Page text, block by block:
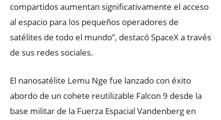
compartidos aumentan significativamente el acceso
al espacio para los pequeños operadores de
satélites de todo el mundo”, destacó SpaceX a través
de sus redes sociales.
El nanosatélite Lemu Nge fue lanzado con éxito
abordo de un cohete reutilizable Falcon 9 desde la
base militar de la Fuerza Espacial Vandenberg en